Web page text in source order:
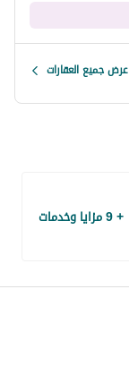
عرض جميع العقارات
+ 9 مزايا وخدمات